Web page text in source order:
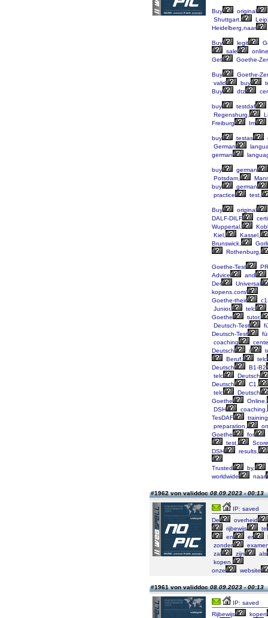
Buy
original
Shuttgart,
Heidelberg,naar
Buy legit
sale
online
Get
Goethe-
Buy
Goethe-
valid
buy
Buy
dtz
buy
testdaf
Regenshurg,
Freiburg
Im
buy testas
German
german
buy
german
Potsdam,
buy
german
practice
test,
Buy
original
DALF-DILF
Wuppertal,
Kiel,
Kassel,
Brunswick,
Rothenburg,
Goethe-Test
Advice
and
Der
Universal
kopens.com/
Goethe-their
Junior,
telc
Goethe
tutor,
Deutsch-Test
Deutsch-Test
coaching
Deutsch
/
Beruf,
telc
Deutsch
B1-B2
telc
Deutsch
Deutsch
C1,
telc
Deutsch
Goethe
Online,
DSH
coaching,
TesDAF
preparation,
Goethe
for
test,
Score
DSH
results,
Trusted by,
worldwide
naar
#1962 von validdoc08.09.2023 - 00:13
IP: saved
De
overheid
rijbewijs
te
en
er
zonder
zal
zijn
als
kopen,
onze
website
#1961 von validdoc08.09.2023 - 00:13
IP: saved
Rijbewijs
kopen